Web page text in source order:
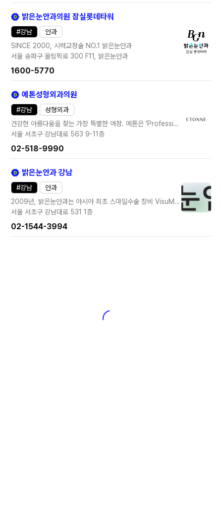
밝은눈안과의원 잠실롯데타워
#강남
안과
SINCE 2000, 시력교정술 NO.1 밝은눈안과
서울 송파구 올림픽로 300 F11, 밝은눈안과
1600-5770
에톤성형외과의원
#강남
성형외과
건강한 아름다움을 찾는 가장 특별한 여정. 에톤은 ‘Professional Client Relationship’이라는 진료 철학으로, 환자의 신체적 컨디션 및 사회적 상황을 면밀하게 분석·계획하여 수술을 디자인하고 실행합니다. 유행처럼 휩쓰는 몰개성적 ‘예쁨’이 아닌, 고객의 진정한 아름다움을 찾으려 합니다. 환자의 선택에 마땅히 따라올 최선의 결과를 위해 노력합니다.
서울 서초구 강남대로 563 9-11층
02-518-9990
밝은눈안과 강남
#강남
안과
2009년, 밝은눈안과는 아시아 최초 스마일수술 장비 VisuMax 도입을 시작으로 단독 스마일 15만 건을 달성하며 스마일의 시작과 완성을 함께 이끌어왔습니다.
서울 서초구 강남대로 531 1층
02-1544-3994